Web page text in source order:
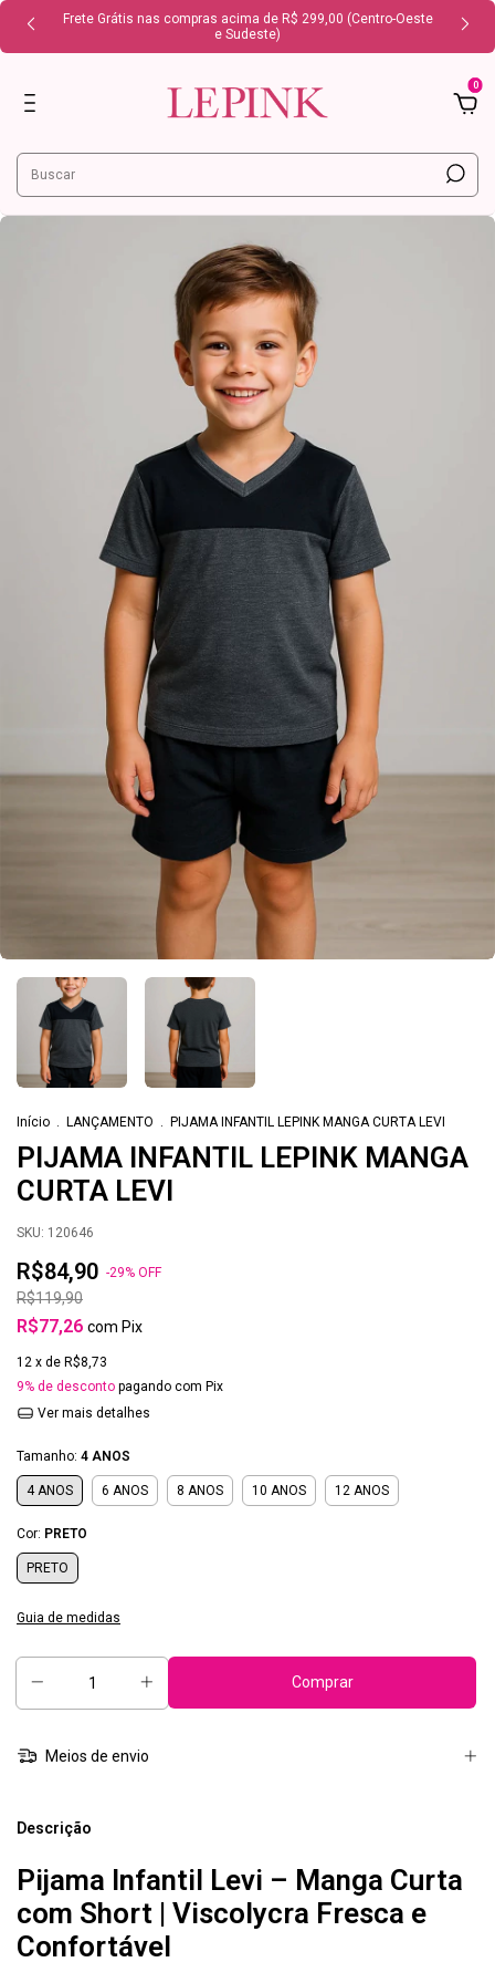
Frete Grátis nas compras acima de R$ 299,00 (Centro-Oeste
e Sudeste)
0
Início . LANÇAMENTO . PIJAMA INFANTIL LEPINK MANGA CURTA LEVI
PIJAMA INFANTIL LEPINK MANGA
CURTA LEVI
SKU: 120646
R$84,90 -29% OFF
R$119,90
R$77,26 com Pix
12 x de R$8,73
9% de desconto pagando com Pix
Ver mais detalhes
Tamanho: 4 ANOS
4 ANOS 6 ANOS 8 ANOS 10 ANOS 12 ANOS
Cor: PRETO
PRETO
Guia de medidas
Meios de envio
Descrição
Pijama Infantil Levi – Manga Curta
com Short | Viscolycra Fresca e
Confortável